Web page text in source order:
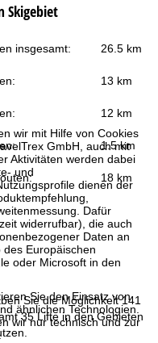
wir mit Hilfe von Cookies
GmbH, auch mit
Aktivitäten werden dabei
und
dienen der
Dafür
widerrufbar), die auch
Daten an
Europäischen
oder Microsoft in den
Sie den Einsatz von
ähnlichen Technologien.
wir nur technisch und zur
Skigebiet
insgesamt: 26.5 km
13 km
12 km
1.5 km
18 km
Sie die Möglichkeit 141
35 Lifte in den Gebieten